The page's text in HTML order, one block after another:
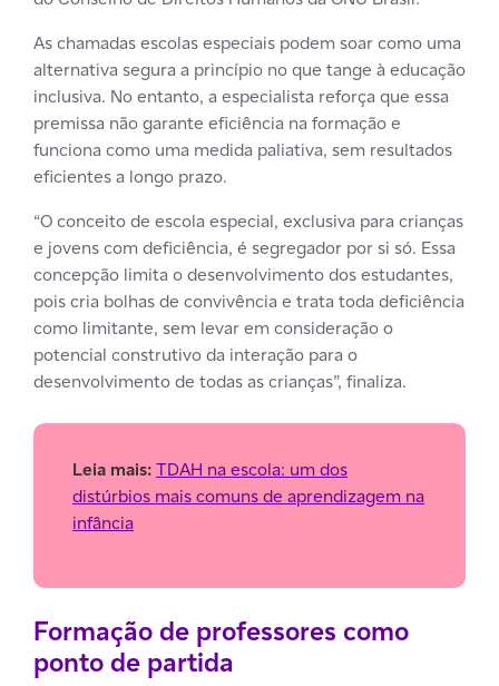
As chamadas escolas especiais podem soar como uma
alternativa segura a princípio no que tange à educação
inclusiva. No entanto, a especialista reforça que essa
premissa não garante eficiência na formação e
funciona como uma medida paliativa, sem resultados
eficientes a longo prazo.
“O conceito de escola especial, exclusiva para crianças
e jovens com deficiência, é segregador por si só. Essa
concepção limita o desenvolvimento dos estudantes,
pois cria bolhas de convivência e trata toda deficiência
como limitante, sem levar em consideração o
potencial construtivo da interação para o
desenvolvimento de todas as crianças”, finaliza.
Leia mais:TDAH na escola: um dos
distúrbios mais comuns de aprendizagem na
infância
Formação de professores como
ponto de partida